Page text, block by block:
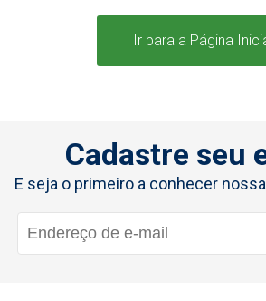
Ir para a Página
Cadastre seu
E seja o primeiro a conhecer